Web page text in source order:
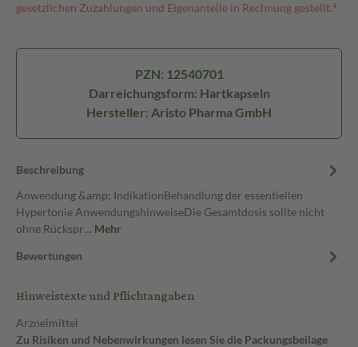
gesetzlichen Zuzahlungen und Eigenanteile in Rechnung gestellt.⁴
PZN: 12540701
Darreichungsform: Hartkapseln
Hersteller: Aristo Pharma GmbH
Beschreibung
Anwendung &amp; IndikationBehandlung der essentiellen
Hypertonie AnwendungshinweiseDie Gesamtdosis sollte nicht
ohne Rückspr… Mehr
Bewertungen
Hinweistexte und Pflichtangaben
Arzneimittel
Zu Risiken und Nebenwirkungen lesen Sie die Packungsbeilage